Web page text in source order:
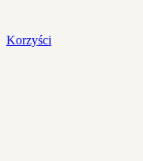
Korzyści